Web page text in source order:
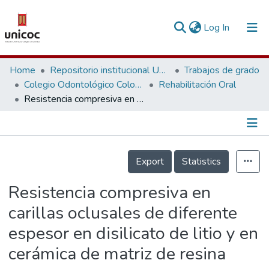
Log In (current)
Communities & Collections
Research Outputs
People
Home Repositorio institucional Unicoc, RI-unicoc
Trabajos de grado
Colegio Odontológico Colombiano
Rehabilitación Oral
Resistencia compresiva en carillas oclusales de diferente espesor en disilicato de litio y en cerámica de matriz de resina
Información de la Publicación
Export
Statistics
Resistencia compresiva en
carillas oclusales de diferente
espesor en disilicato de litio y en
cerámica de matriz de resina